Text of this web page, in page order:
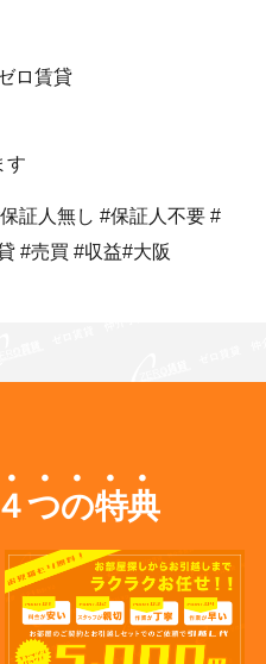
ロ賃貸
す
証人無し #保証人不要 #
#売買 #収益#大阪
４つの特典